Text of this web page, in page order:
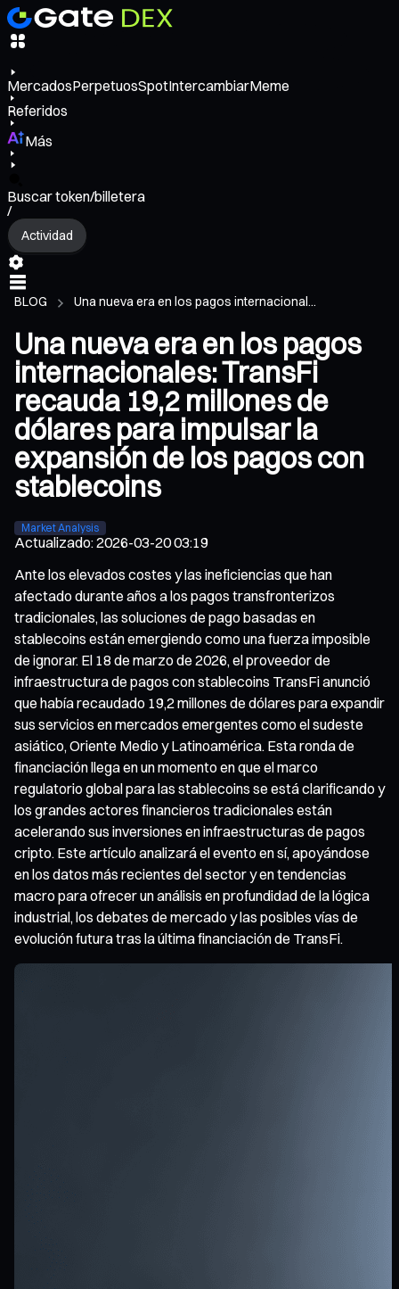
MercadosPerpetuosSpotIntercambiarMeme
Referidos
Más
Buscar token/billetera
/
Actividad
BLOG Una nueva era en los pagos internacional...
Una nueva era en los pagos
internacionales: TransFi
recauda 19,2 millones de
dólares para impulsar la
expansión de los pagos con
stablecoins
Market Analysis
Actualizado:2026-03-20 03:19
Ante los elevados costes y las ineficiencias que han
afectado durante años a los pagos transfronterizos
tradicionales, las soluciones de pago basadas en
stablecoins están emergiendo como una fuerza imposible
de ignorar. El 18 de marzo de 2026, el proveedor de
infraestructura de pagos con stablecoins TransFi anunció
que había recaudado 19,2 millones de dólares para expandir
sus servicios en mercados emergentes como el sudeste
asiático, Oriente Medio y Latinoamérica. Esta ronda de
financiación llega en un momento en que el marco
regulatorio global para las stablecoins se está clarificando y
los grandes actores financieros tradicionales están
acelerando sus inversiones en infraestructuras de pagos
cripto. Este artículo analizará el evento en sí, apoyándose
en los datos más recientes del sector y en tendencias
macro para ofrecer un análisis en profundidad de la lógica
industrial, los debates de mercado y las posibles vías de
evolución futura tras la última financiación de TransFi.